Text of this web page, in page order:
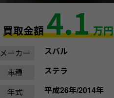
買取金額4.1 万円
メーカー
スバル
車種
ステラ
年式
平成26年/2014年